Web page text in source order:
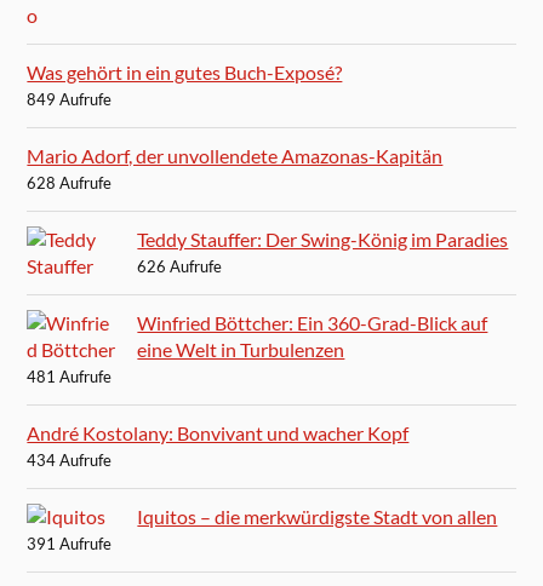
Was gehört in ein gutes Buch-Exposé?
849 Aufrufe
Mario Adorf, der unvollendete Amazonas-Kapitän
628 Aufrufe
Teddy Stauffer: Der Swing-König im Paradies
626 Aufrufe
Winfried Böttcher: Ein 360-Grad-Blick auf
eine Welt in Turbulenzen
481 Aufrufe
André Kostolany: Bonvivant und wacher Kopf
434 Aufrufe
Iquitos – die merkwürdigste Stadt von allen
391 Aufrufe